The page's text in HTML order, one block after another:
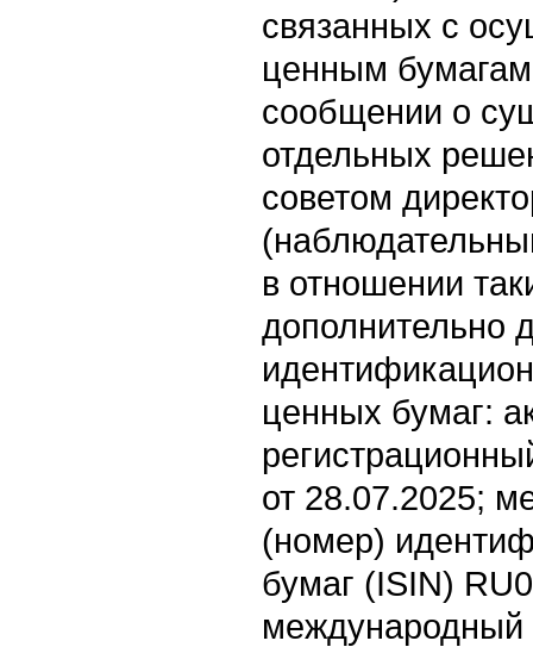
связанных с
ценным
сообщении о
отдельных
советом
в отношении
дополнительно
ценных бумаг:
от 28.07.2025;
(номер)
бумаг (ISIN)
международный